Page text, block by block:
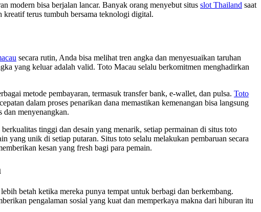
modern bisa berjalan lancar. Banyak orang menyebut situs slot Thailand saat
terus tumbuh bersama teknologi digital.
secara rutin, Anda bisa melihat tren angka dan menyesuaikan taruhan
yang keluar adalah valid. Toto Macau selalu berkomitmen menghadirkan
metode pembayaran, termasuk transfer bank, e-wallet, dan pulsa. Toto
dalam proses penarikan dana memastikan kemenangan bisa langsung
dan menyenangkan.
tinggi dan desain yang menarik, setiap permainan di situs toto
yang unik di setiap putaran. Situs toto selalu melakukan pembaruan secara
kesan yang fresh bagi para pemain.
betah ketika mereka punya tempat untuk berbagi dan berkembang.
pengalaman sosial yang kuat dan memperkaya makna dari hiburan itu